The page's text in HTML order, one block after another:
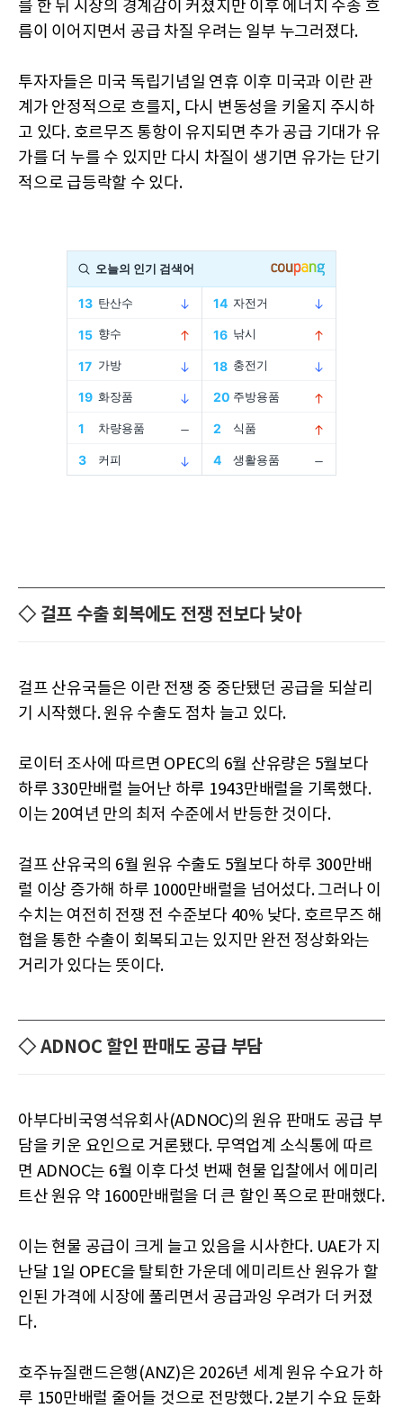
를 한 뒤 시장의 경계감이 커졌지만 이후 에너지 수송 흐
름이 이어지면서 공급 차질 우려는 일부 누그러졌다.
투자자들은 미국 독립기념일 연휴 이후 미국과 이란 관
계가 안정적으로 흐를지, 다시 변동성을 키울지 주시하
고 있다. 호르무즈 통항이 유지되면 추가 공급 기대가 유
가를 더 누를 수 있지만 다시 차질이 생기면 유가는 단기
적으로 급등락할 수 있다.
◇ 걸프 수출 회복에도 전쟁 전보다 낮아
걸프 산유국들은 이란 전쟁 중 중단됐던 공급을 되살리
기 시작했다. 원유 수출도 점차 늘고 있다.
로이터 조사에 따르면 OPEC의 6월 산유량은 5월보다
하루 330만배럴 늘어난 하루 1943만배럴을 기록했다.
이는 20여년 만의 최저 수준에서 반등한 것이다.
걸프 산유국의 6월 원유 수출도 5월보다 하루 300만배
럴 이상 증가해 하루 1000만배럴을 넘어섰다. 그러나 이
수치는 여전히 전쟁 전 수준보다 40% 낮다. 호르무즈 해
협을 통한 수출이 회복되고는 있지만 완전 정상화와는
거리가 있다는 뜻이다.
◇ ADNOC 할인 판매도 공급 부담
아부다비국영석유회사(ADNOC)의 원유 판매도 공급 부
담을 키운 요인으로 거론됐다. 무역업계 소식통에 따르
면 ADNOC는 6월 이후 다섯 번째 현물 입찰에서 에미리
트산 원유 약 1600만배럴을 더 큰 할인 폭으로 판매했다.
이는 현물 공급이 크게 늘고 있음을 시사한다. UAE가 지
난달 1일 OPEC을 탈퇴한 가운데 에미리트산 원유가 할
인된 가격에 시장에 풀리면서 공급과잉 우려가 더 커졌
다.
호주뉴질랜드은행(ANZ)은 2026년 세계 원유 수요가 하
루 150만배럴 줄어들 것으로 전망했다. 2분기 수요 둔화